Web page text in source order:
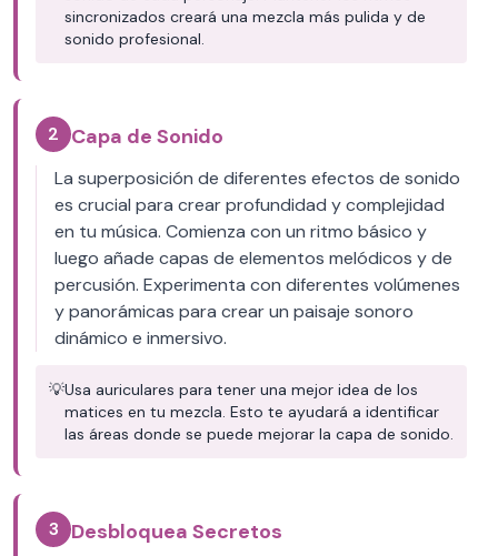
sincronizados creará una mezcla más pulida y de
sonido profesional.
2 Capa de Sonido
La superposición de diferentes efectos de sonido
es crucial para crear profundidad y complejidad
en tu música. Comienza con un ritmo básico y
luego añade capas de elementos melódicos y de
percusión. Experimenta con diferentes volúmenes
y panorámicas para crear un paisaje sonoro
dinámico e inmersivo.
💡Usa auriculares para tener una mejor idea de los
matices en tu mezcla. Esto te ayudará a identificar
las áreas donde se puede mejorar la capa de sonido.
3 Desbloquea Secretos